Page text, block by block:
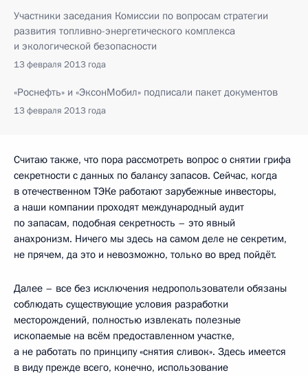
Участники заседания Комиссии по вопросам стратегии
развития топливно-энергетического комплекса
и экологической безопасности
13 февраля 2013 года
«Роснефть» и «ЭксонМобил» подписали пакет документов
13 февраля 2013 года
Считаю также, что пора рассмотреть вопрос о снятии грифа
секретности с данных по балансу запасов. Сейчас, когда
в отечественном ТЭКе работают зарубежные инвесторы,
а наши компании проходят международный аудит
по запасам, подобная секретность – это явный
анахронизм. Ничего мы здесь на самом деле не секретим,
не прячем, да это и невозможно, только во вред пойдёт.
Далее – все без исключения недропользователи обязаны
соблюдать существующие условия разработки
месторождений, полностью извлекать полезные
ископаемые на всём предоставленном участке,
а не работать по принципу «снятия сливок». Здесь имеется
в виду прежде всего, конечно, использование